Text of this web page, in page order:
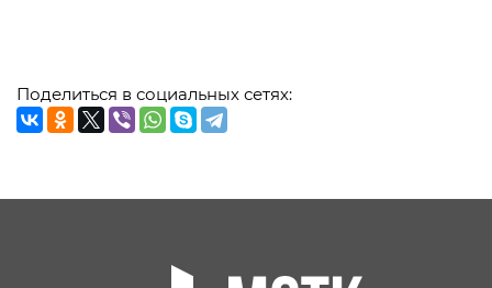
Поделиться в социальных сетях: